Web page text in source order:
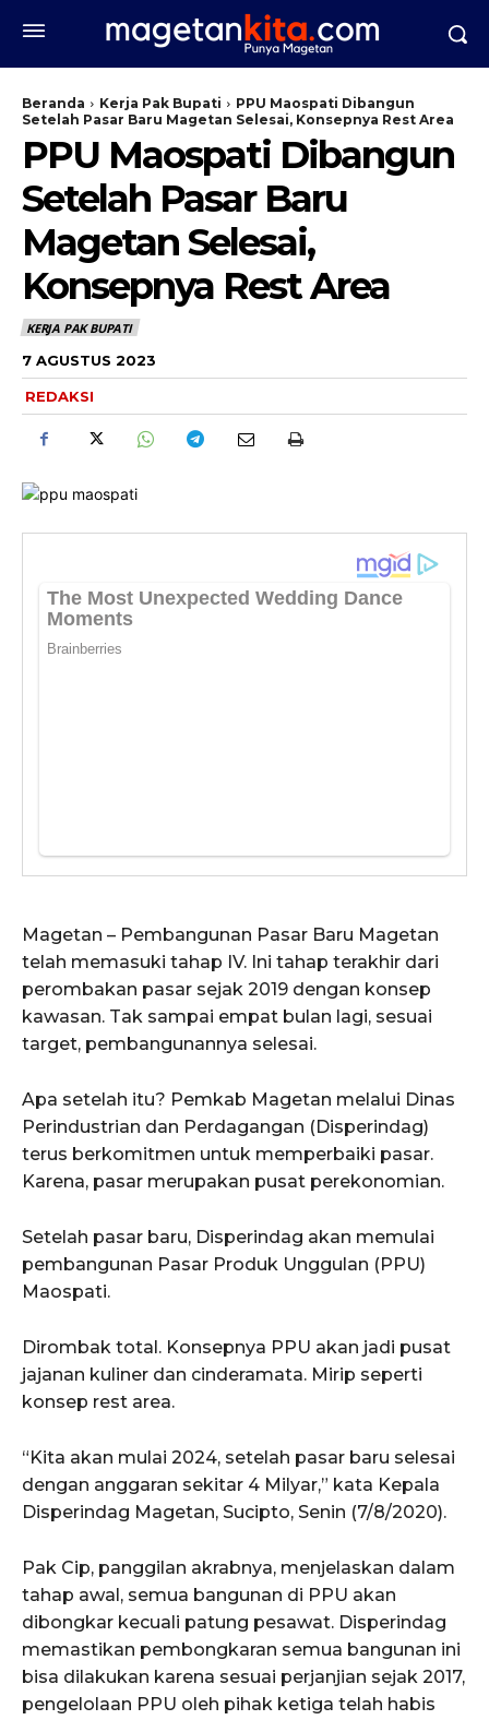
Beranda Kerja Pak Bupati
PPU Maospati Dibangun
Setelah Pasar Baru Magetan Selesai, Konsepnya Rest Area
PPU Maospati Dibangun
Setelah Pasar Baru
Magetan Selesai,
Konsepnya Rest Area
KERJA PAK BUPATI
7 AGUSTUS 2023
REDAKSI
Magetan – Pembangunan Pasar Baru Magetan
telah memasuki tahap IV. Ini tahap terakhir dari
perombakan pasar sejak 2019 dengan konsep
kawasan. Tak sampai empat bulan lagi, sesuai
target, pembangunannya selesai.
Apa setelah itu? Pemkab Magetan melalui Dinas
Perindustrian dan Perdagangan (Disperindag)
terus berkomitmen untuk memperbaiki pasar.
Karena, pasar merupakan pusat perekonomian.
Setelah pasar baru, Disperindag akan memulai
pembangunan Pasar Produk Unggulan (PPU)
Maospati.
Dirombak total. Konsepnya PPU akan jadi pusat
jajanan kuliner dan cinderamata. Mirip seperti
konsep rest area.
“Kita akan mulai 2024, setelah pasar baru selesai
dengan anggaran sekitar 4 Milyar,” kata Kepala
Disperindag Magetan, Sucipto, Senin (7/8/2020).
Pak Cip, panggilan akrabnya, menjelaskan dalam
tahap awal, semua bangunan di PPU akan
dibongkar kecuali patung pesawat. Disperindag
memastikan pembongkaran semua bangunan ini
bisa dilakukan karena sesuai perjanjian sejak 2017,
pengelolaan PPU oleh pihak ketiga telah habis